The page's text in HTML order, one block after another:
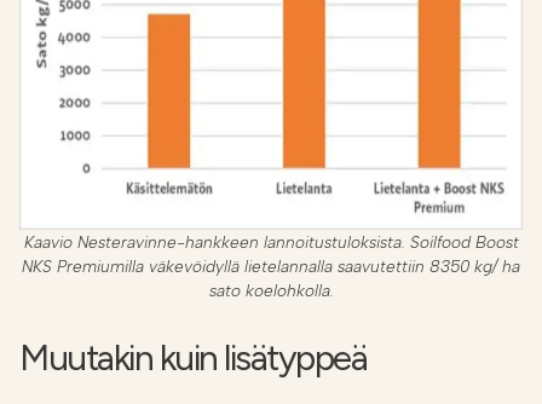
Kaavio Nesteravinne-hankkeen lannoitustuloksista. Soilfood Boost
NKS Premiumilla väkevöidyllä lietelannalla saavutettiin 8350 kg/ ha
sato koelohkolla.
Muutakin kuin lisätyppeä